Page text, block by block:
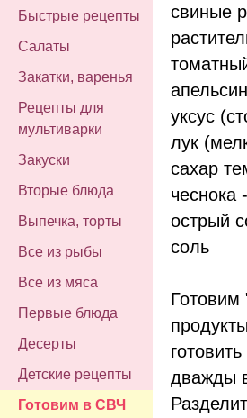
Быстрые рецепты
Салаты
Закатки, варенья
Рецепты для
мультиварки
Закуски
Вторые блюда
Выпечка, торты
Все из рыбы
Все из мяса
Первые блюда
Десерты
Детские рецепты
Готовим в СВЧ
свиные
уксус
лук
сахар
чеснока
острый
соль
дважды